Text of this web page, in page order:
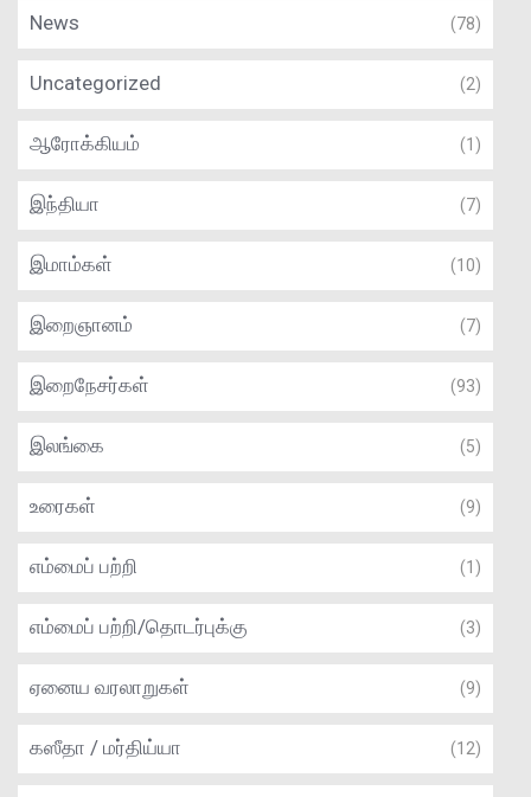
News (78)
Uncategorized (2)
ஆரோக்கியம் (1)
இந்தியா (7)
இமாம்கள் (10)
இறைஞானம் (7)
இறைநேசர்கள் (93)
இலங்கை (5)
உரைகள் (9)
எம்மைப் பற்றி (1)
எம்மைப் பற்றி/தொடர்புக்கு (3)
ஏனைய வரலாறுகள் (9)
கஸீதா / மர்திய்யா (12)